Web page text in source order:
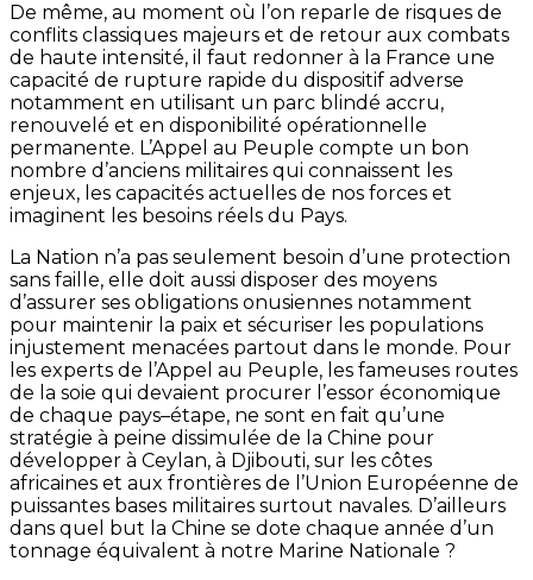
De même, au moment où l’on reparle de risques de
conflits classiques majeurs et de retour aux combats
de haute intensité, il faut redonner à la France une
capacité de rupture rapide du dispositif adverse
notamment en utilisant un parc blindé accru,
renouvelé et en disponibilité opérationnelle
permanente. L’Appel au Peuple compte un bon
nombre d’anciens militaires qui connaissent les
enjeux, les capacités actuelles de nos forces et
imaginent les besoins réels du Pays.
La Nation n’a pas seulement besoin d’une protection
sans faille, elle doit aussi disposer des moyens
d’assurer ses obligations onusiennes notamment
pour maintenir la paix et sécuriser les populations
injustement menacées partout dans le monde. Pour
les experts de l’Appel au Peuple, les fameuses routes
de la soie qui devaient procurer l’essor économique
de chaque pays–étape, ne sont en fait qu’une
stratégie à peine dissimulée de la Chine pour
développer à Ceylan, à Djibouti, sur les côtes
africaines et aux frontières de l’Union Européenne de
puissantes bases militaires surtout navales. D’ailleurs
dans quel but la Chine se dote chaque année d’un
tonnage équivalent à notre Marine Nationale ?